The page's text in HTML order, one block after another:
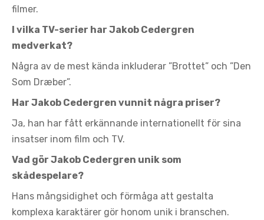
filmer.
I vilka TV-serier har Jakob Cedergren
medverkat?
Några av de mest kända inkluderar ”Brottet” och ”Den
Som Dræber”.
Har Jakob Cedergren vunnit några priser?
Ja, han har fått erkännande internationellt för sina
insatser inom film och TV.
Vad gör Jakob Cedergren unik som
skådespelare?
Hans mångsidighet och förmåga att gestalta
komplexa karaktärer gör honom unik i branschen.